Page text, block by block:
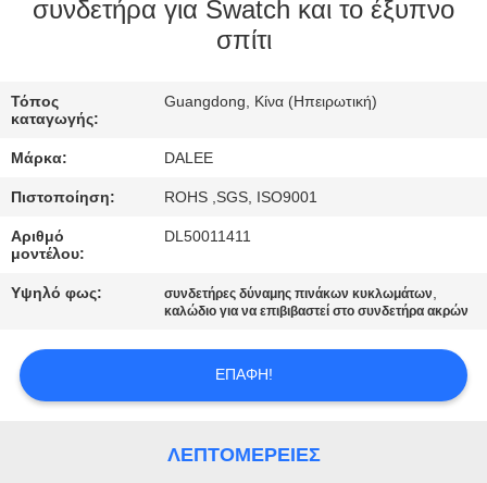
ΈΛΕΓΧΟΣ
ΕΛΆΤΕ
ΣΕ
ΕΠΑΦΉ
ΖΗΤΉΣΤΕ
ΑΠΌΣΠΑΣΜΑ
συνδετήρα για Swatch και το έξυπνο
σπίτι
Τόπος
καταγωγής:
Guangdong, Κίνα (Ηπειρωτική)
Μάρκα: DALEE
Πιστοποίηση: ROHS ,SGS, ISO9001
Αριθμό
μοντέλου:
DL50011411
Υψηλό φως: συνδετήρες δύναμης πινάκων κυκλωμάτων,
καλώδιο για να επιβιβαστεί στο συνδετήρα ακρών
ΕΠΑΦΉ!
ΛΕΠΤΟΜΈΡΕΙΕΣ